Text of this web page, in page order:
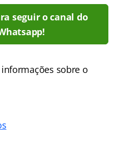
seguir o canal do
sobre o